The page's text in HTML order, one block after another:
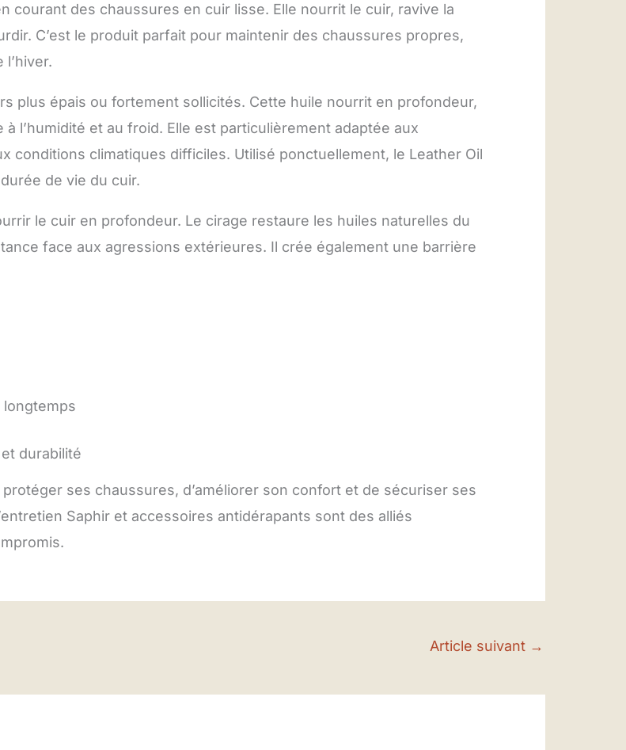
courant des chaussures en cuir lisse. Elle nourrit le cuir, ravive la
C’est le produit parfait pour maintenir des chaussures propres,
plus épais ou fortement sollicités. Cette huile nourrit en profondeur,
l’humidité et au froid. Elle est particulièrement adaptée aux
conditions climatiques difficiles. Utilisé ponctuellement, le Leather Oil
de vie du cuir.
le cuir en profondeur. Le cirage restaure les huiles naturelles du
face aux agressions extérieures. Il crée également une barrière
durabilité
ses chaussures, d’améliorer son confort et de sécuriser ses
Saphir et accessoires antidérapants sont des alliés
Article suivant →